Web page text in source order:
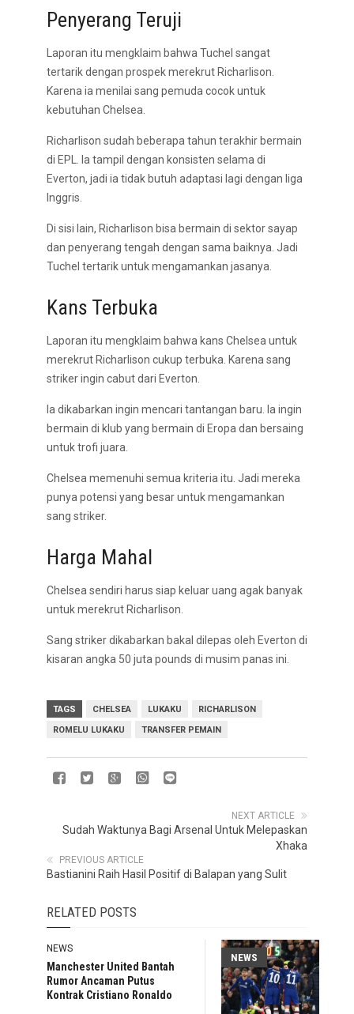
Penyerang Teruji
Laporan itu mengklaim bahwa Tuchel sangat
tertarik dengan prospek merekrut Richarlison.
Karena ia menilai sang pemuda cocok untuk
kebutuhan Chelsea.
Richarlison sudah beberapa tahun terakhir bermain
di EPL. Ia tampil dengan konsisten selama di
Everton, jadi ia tidak butuh adaptasi lagi dengan liga
Inggris.
Di sisi lain, Richarlison bisa bermain di sektor sayap
dan penyerang tengah dengan sama baiknya. Jadi
Tuchel tertarik untuk mengamankan jasanya.
Kans Terbuka
Laporan itu mengklaim bahwa kans Chelsea untuk
merekrut Richarlison cukup terbuka. Karena sang
striker ingin cabut dari Everton.
Ia dikabarkan ingin mencari tantangan baru. Ia ingin
bermain di klub yang bermain di Eropa dan bersaing
untuk trofi juara.
Chelsea memenuhi semua kriteria itu. Jadi mereka
punya potensi yang besar untuk mengamankan
sang striker.
Harga Mahal
Chelsea sendiri harus siap keluar uang agak banyak
untuk merekrut Richarlison.
Sang striker dikabarkan bakal dilepas oleh Everton di
kisaran angka 50 juta pounds di musim panas ini.
TAGS CHELSEA LUKAKU
RICHARLISON
ROMELU LUKAKU
TRANSFER PEMAIN
NEXT ARTICLE
Sudah Waktunya Bagi Arsenal Untuk Melepaskan
Xhaka
PREVIOUS ARTICLE
Bastianini Raih Hasil Positif di Balapan yang Sulit
RELATED POSTS
NEWS
Manchester United Bantah
Rumor Ancaman Putus
Kontrak Cristiano Ronaldo
NEWS